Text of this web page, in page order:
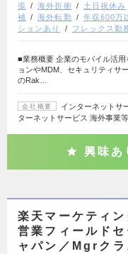
張
海外折衝 土日祝休み
補
海外転勤 年収600万
ションあり
フレックス勤
■業務概要 企業のモバイル活
ョンやMDM、セキュリティサ
のRak…
会社概要
インターネットサ
ターネットサービス 海外事業
興味あ
楽天マーケティ
営業フィールド
ャパン／Mgrクラ